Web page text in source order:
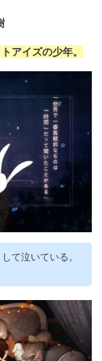
アイズの少年。
て泣いている。